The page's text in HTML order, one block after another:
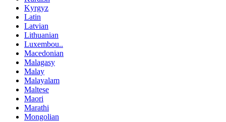
Kyrgyz
Latin
Latvian
Lithuanian
Luxembou..
Macedonian
Malagasy
Malay
Malayalam
Maltese
Maori
Marathi
Mongolian